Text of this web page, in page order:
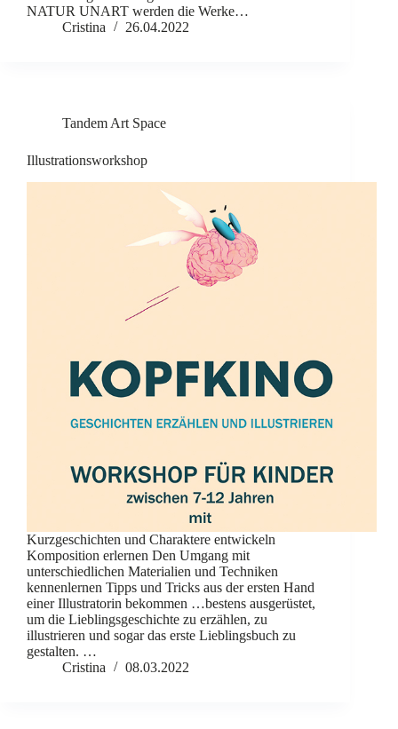
NATUR UNART werden die Werke…
Cristina
26.04.2022
Tandem Art Space
Illustrationsworkshop
Kurzgeschichten und Charaktere entwickeln
Komposition erlernen Den Umgang mit
unterschiedlichen Materialien und Techniken
kennenlernen Tipps und Tricks aus der ersten Hand
einer Illustratorin bekommen …bestens ausgerüstet,
um die Lieblingsgeschichte zu erzählen, zu
illustrieren und sogar das erste Lieblingsbuch zu
gestalten. …
Cristina
08.03.2022